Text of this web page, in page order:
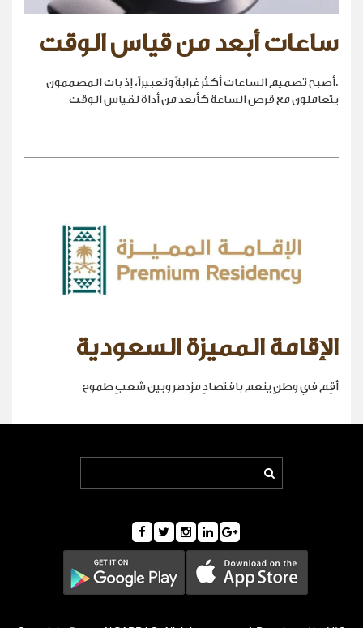
ساعات أبعد من قياس الوقت
.أصبح تصميم الساعات أكثر غرابةً وتعبيراً، إذ بات المصممون
يتعاملون مع قرص الساعة كأبعد من أداة لقياس الوقت
الإقامة المميزة السعودية
أقِم في وطنٍ ينعم باقتصادٍ مزدهر وبين شعبٍ طموح